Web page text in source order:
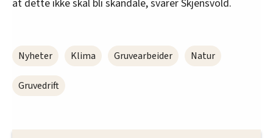
at dette ikke skal bli skandale, svarer Skjensvold.
Nyheter Klima Gruvearbeider Natur
Gruvedrift